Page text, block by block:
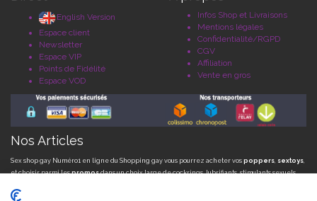
English Version
Espace client
Newsletter
Espace VIP
Points de Fidélité
Espace VOD
Infos Shop et Livraisons
Mentions légales
Confidentialité/RGPD
CGV
Affiliation
Vente en gros
Nos Articles
Sex shop gay Numéro1 en ligne du Shopping gay vous pourrez acheter vos poppers sextoys
et choisir parmi lespromosdans un choix large de cockrings, lubrifiants, stimulants sexuels,
gays en